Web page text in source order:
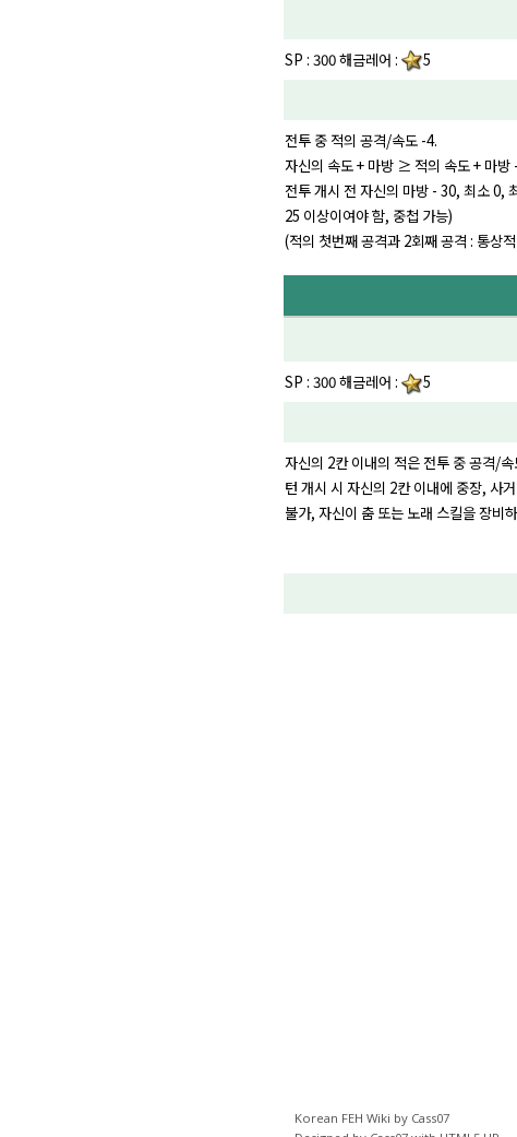
SP : 300 해금레어 : 5
전투 중 적의 공격/속도 -4.
자신의 속도 + 마방 ≥ 적의 속도 + 마방
전투 개시 전 자신의 마방 - 30, 최소 0,
25 이상이여야 함, 중첩 가능)
(적의 첫번째 공격과 2회째 공격 : 통상
SP : 300 해금레어 : 5
자신의 2칸 이내의 적은 전투 중 공격/
턴 개시 시 자신의 2칸 이내에 중장, 사
불가, 자신이 춤 또는 노래 스킬을 장비
Korean FEH Wiki by Cass07